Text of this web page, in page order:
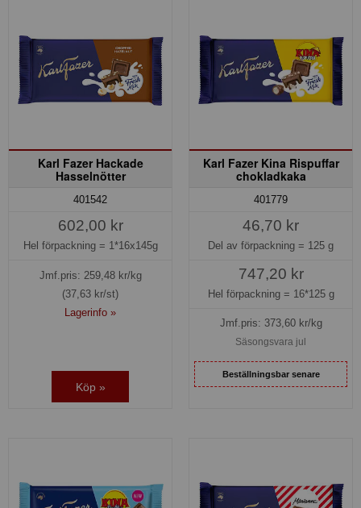
Karl Fazer Hackade
Hasselnötter
401542
602,00 kr
Hel förpackning = 1*16x145g
Jmf.pris: 259,48kr/kg
(37,63 kr/st)
Lagerinfo »
Köp »
Karl Fazer Kina Rispuffar
chokladkaka
401779
46,70 kr
Del av förpackning = 125 g
747,20 kr
Hel förpackning = 16*125 g
Jmf.pris: 373,60kr/kg
Säsongsvara jul
Beställningsbar senare